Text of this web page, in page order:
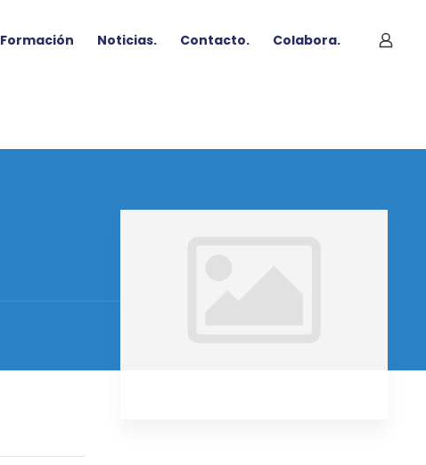
Formación Noticias. Contacto. Colabora.